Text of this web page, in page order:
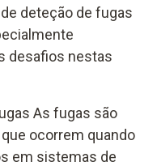
deteção de fugas
desafios nestas
As fugas são
ocorrem quando
em sistemas de